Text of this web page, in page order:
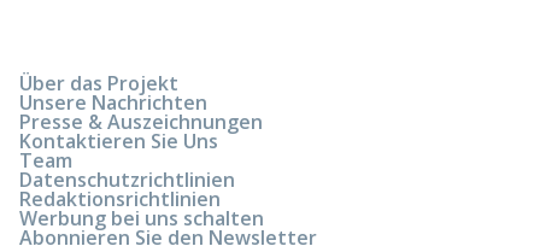
Über das Projekt
Unsere Nachrichten
Presse & Auszeichnungen
Kontaktieren Sie Uns
Team
Datenschutzrichtlinien
Redaktionsrichtlinien
Werbung bei uns schalten
Abonnieren Sie den Newsletter